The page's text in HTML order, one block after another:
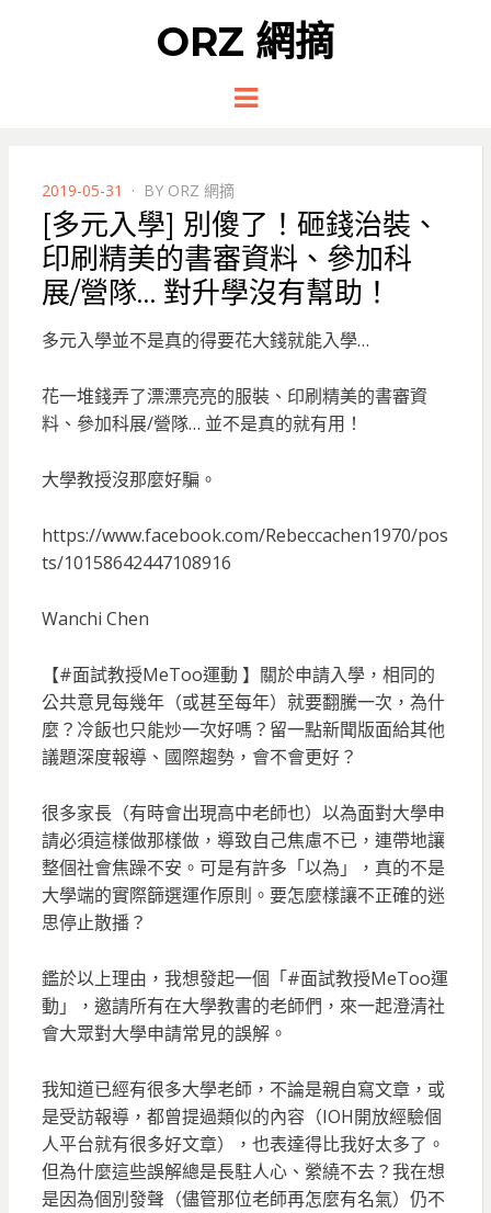
ORZ 網摘
Menu
POSTED
ON
2019-05-31 BY ORZ 網摘
[多元入學] 別傻了！砸錢治裝、
印刷精美的書審資料、參加科
展/營隊… 對升學沒有幫助！
多元入學並不是真的得要花大錢就能入學…
花一堆錢弄了漂漂亮亮的服裝、印刷精美的書審資
料、參加科展/營隊… 並不是真的就有用！
大學教授沒那麼好騙。
https://www.facebook.com/Rebeccachen1970/pos
ts/10158642447108916
Wanchi Chen
【#面試教授MeToo運動 】關於申請入學，相同的
公共意見每幾年（或甚至每年）就要翻騰一次，為什
麼？冷飯也只能炒一次好嗎？留一點新聞版面給其他
議題深度報導、國際趨勢，會不會更好？
很多家長（有時會出現高中老師也）以為面對大學申
請必須這樣做那樣做，導致自己焦慮不已，連帶地讓
整個社會焦躁不安。可是有許多「以為」，真的不是
大學端的實際篩選運作原則。要怎麼樣讓不正確的迷
思停止散播？
鑑於以上理由，我想發起一個「#面試教授MeToo運
動」，邀請所有在大學教書的老師們，來一起澄清社
會大眾對大學申請常見的誤解。
我知道已經有很多大學老師，不論是親自寫文章，或
是受訪報導，都曾提過類似的內容（IOH開放經驗個
人平台就有很多好文章），也表達得比我好太多了。
但為什麼這些誤解總是長駐人心、縈繞不去？我在想
是因為個別發聲（儘管那位老師再怎麼有名氣）仍不